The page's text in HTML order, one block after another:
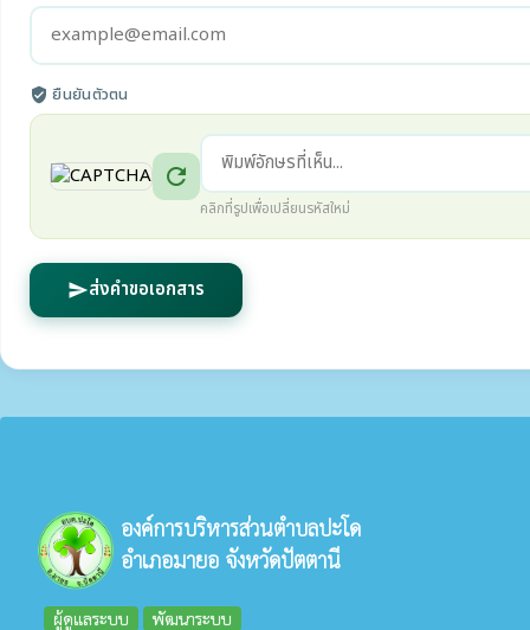
verified_user ยืนยันตัวตน
refresh
คลิกที่รูปเพื่อเปลี่ยนรหัสใหม่
sendส่งคำขอเอกสาร
องค์การบริหารส่วนตำบลปะโด
อำเภอมายอ จังหวัดปัตตานี
ผู้ดูแลระบบ พัฒนาระบบ